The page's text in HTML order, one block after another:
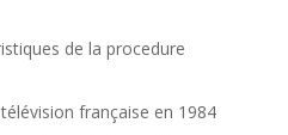
de la procedure
télévision française en 1984